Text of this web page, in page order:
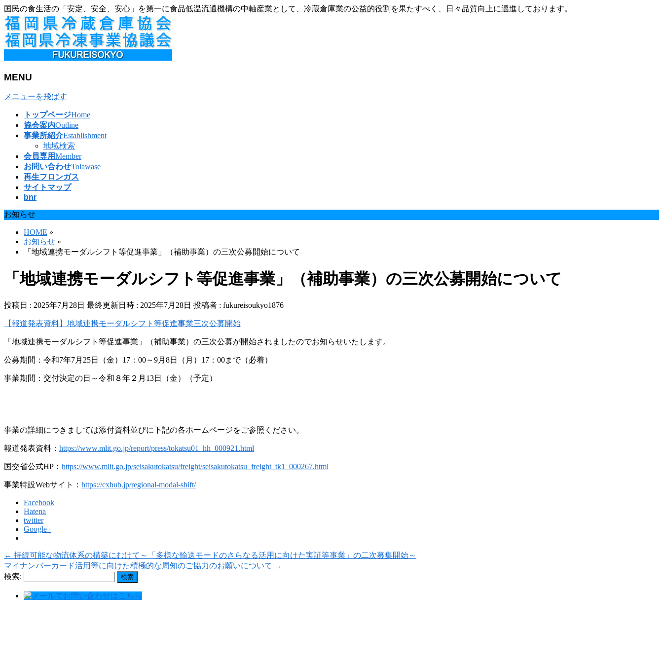
国民の食生活の「安定、安全、安心」を第一に食品低温流通機構の中軸産業として、冷蔵倉庫業の公益的役割を果たすべく、日々品質向上に邁進しております。
MENU
メニューを飛ばす
トップページHome
協会案内Outline
事業所紹介Establishment
地域検索
会員専用Member
お問い合わせToiawase
再生フロンガス
サイトマップ
bnr
お知らせ
HOME »
お知らせ »
「地域連携モーダルシフト等促進事業」（補助事業）の三次公募開始について
「地域連携モーダルシフト等促進事業」（補助事業）の三次公募開始について
投稿日 : 2025年7月28日 最終更新日時 : 2025年7月28日 投稿者 : fukureisoukyo1876
【報道発表資料】地域連携モーダルシフト等促進事業三次公募開始
「地域連携モーダルシフト等促進事業」（補助事業）の三次公募が開始されましたのでお知らせいたします。
公募期間：令和7年7月25日（金）17：00～9月8日（月）17：00まで（必着）
事業期間：交付決定の日～令和８年２月13日（金）（予定）
事業の詳細につきましては添付資料並びに下記の各ホームページをご参照ください。
報道発表資料： https://www.mlit.go.jp/report/press/tokatsu01_hh_000921.html
国交省公式HP： https://www.mlit.go.jp/seisakutokatsu/freight/seisakutokatsu_freight_tk1_000267.html
事業特設Webサイト： https://cxhub.jp/regional-modal-shift/
Facebook
Hatena
twitter
Google+
← 持続可能な物流体系の構築にむけて～「多様な輸送モードのさらなる活用に向けた実証等事業」の二次募集開始～
マイナンバーカード活用等に向けた積極的な周知のご協力のお願いについて →
検索: